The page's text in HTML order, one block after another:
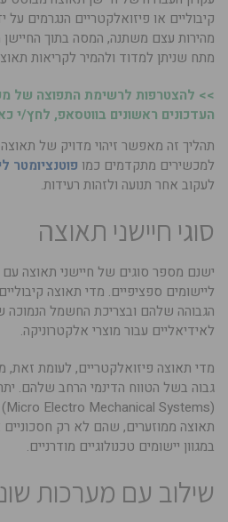
קיבוליים או פיזואלקטריים הנגרמים
מהירות עצם משתנה, המסה בתוך
מתח שניתן למדוד ולהמיר לקריאות
>> להצטרפות לרשימת התפוצה של
העדכונים ראשונים בווטסאפ, לחץ/י
תהליך זה מאפשר זיהוי מדויק של
למכשירים מתקדמים כמו פוטנציומטר
לעקוב אחר תנועה ולזהות רעידות.
סוגי חיישני תאוצה
ישנם מספר סוגים של חיישני תאוצה עם
ליישומים ספציפיים. מדי תאוצה
הגבוהה שלהם ובצריכת החשמל
לאידיאליים עבור מוצרי אלקטרוניקה.
מדי תאוצה פיזואלקטריים, לעומת זאת,
תאוצה ממוזערים, שהם לא רק
במגוון יישומים טכנולוגיים מודרניים.
שילוב עם מערכות